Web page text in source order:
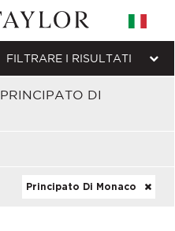
DI
FILTRARE I RISULTATI
Principato Di Monaco